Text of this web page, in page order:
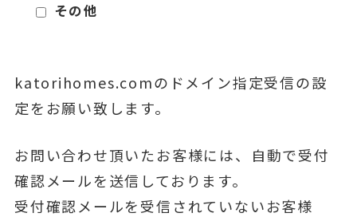
その他
katorihomes.comのドメイン指定受信の設
定をお願い致します。
お問い合わせ頂いたお客様には、自動で受付
確認メールを送信しております。
受付確認メールを受信されていないお客様